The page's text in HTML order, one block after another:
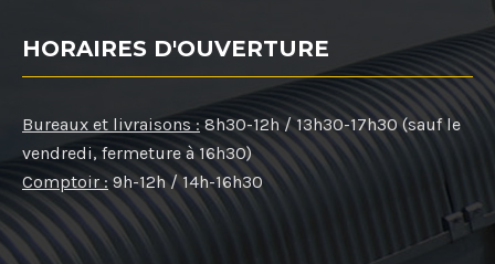
HORAIRES D'OUVERTURE
Bureaux et livraisons : 8h30-12h / 13h30-17h30 (sauf le
vendredi, fermeture à 16h30)
Comptoir : 9h-12h / 14h-16h30